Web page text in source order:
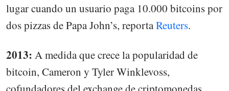
lugar cuando un usuario paga 10.000 bitcoins por
dos pizzas de Papa John’s, reportaReuters.
2013: A medida que crece la popularidad de
bitcoin, Cameron y Tyler Winklevoss,